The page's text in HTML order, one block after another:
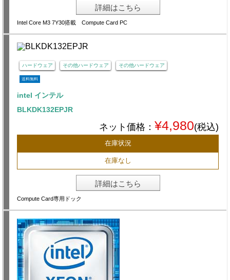
詳細はこちら
Intel Core M3 7Y30搭載 Compute Card PC
ハードウェア その他ハードウェア その他ハードウェア
送料無料
intel インテル
BLKDK132EPJR
ネット価格： ¥4,980(税込)
在庫状況
在庫なし
詳細はこちら
Compute Card専用ドック